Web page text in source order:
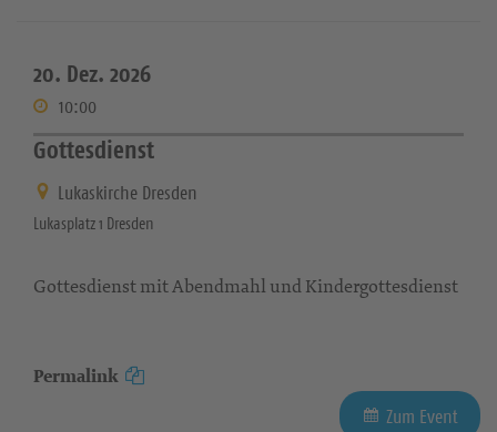
20. Dez. 2026
10:00
Gottesdienst
Lukaskirche Dresden
Lukasplatz 1 Dresden
Gottesdienst mit Abendmahl und Kindergottesdienst
Permalink
Zum Event